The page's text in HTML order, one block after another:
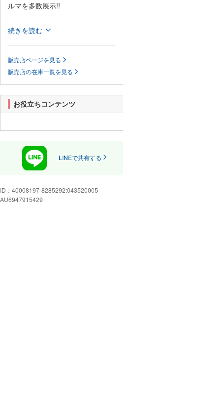
ルマを多数展示!!
当店では格安の軽自動車を多数展
おります!
また、当店は安いだけじゃござい
ません!自社認証整備工場も完備し
ており、お客様がご心配なされて
いるアフターフォローもきっと満
展示場に無い車輌でも、お客様の
クションよりお探ししご提供いた
します。
皆様のご来店を心よりお待ちして
おります!
続きを読む
販売店ページを見る
販売店の在庫一覧を見る
お役立ちコンテンツ
LINEで共有する
ID： 40008197-8285292:043520005-
AU6947915429